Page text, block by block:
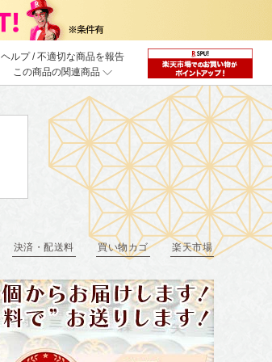
ヘルプ/不適切な商品を報告
この商品の関連商品